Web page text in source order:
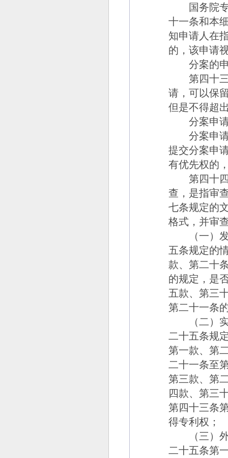
国务院专
十一条和本
知申请人在
的，该申请
分案的申
第四十
请，可以保
但是不得超
分案申请
分案申请
提交分案申
有优先权的
第四十
查，是指审
七条规定的
格式，并审
（一）发
五条规定的
款、第二十
的规定，是
五款、第三
第二十一条
（二）实
二十五条规
第一款、第
二十一条至
第三款、第
四款、第三
第四十三条
得专利权；
（三）外
二十五条第